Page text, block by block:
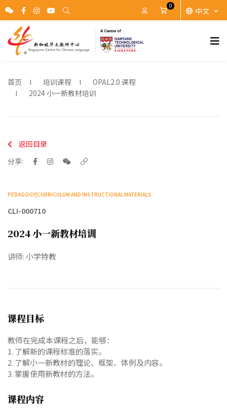
账户 Cart
0
中文
首页 培训课程
OPAL2.0 课程
2024 小一新教材培训
返回目录
分享:
PEDAGOGY|CURRICULUM AND INSTRUCTIONAL MATERIALS
CLI-000710
2024 小一新教材培训
讲师: 小学特教
课程目标
教师在完成本课程之后，能够：
1. 了解新的课程标准的落实。
2. 了解小一新教材的理论、框架、体例及内容。
3. 掌握使用新教材的方法。
课程内容